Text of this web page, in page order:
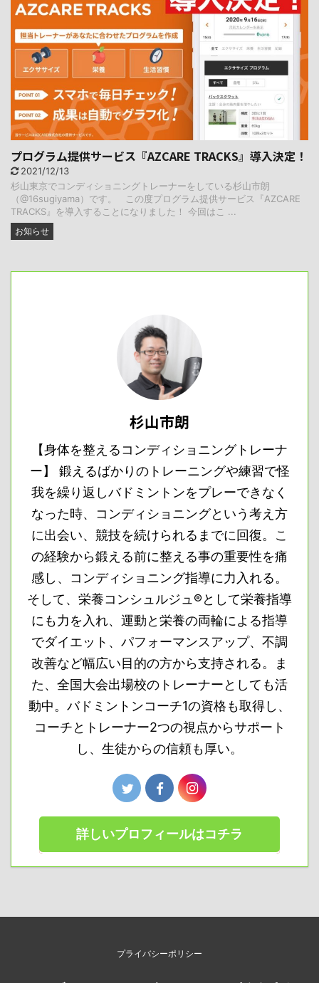
プログラム提供サービス『AZCARE TRACKS』導入決定！
2021/12/13
杉山東京でコンディショニングトレーナーをしている杉山市朗
（@16sugiyama）です。 この度プログラム提供サービス『AZCARE
TRACKS』を導入することになりました！ 今回はこ ...
お知らせ
杉山市朗
【身体を整えるコンディショニングトレーナ
ー】 鍛えるばかりのトレーニングや練習で怪
我を繰り返しバドミントンをプレーできなく
なった時、コンディショニングという考え方
に出会い、競技を続けられるまでに回復。こ
の経験から鍛える前に整える事の重要性を痛
感し、コンディショニング指導に力入れる。
そして、栄養コンシュルジュ®として栄養指導
にも力を入れ、運動と栄養の両輪による指導
でダイエット、パフォーマンスアップ、不調
改善など幅広い目的の方から支持される。ま
た、全国大会出場校のトレーナーとしても活
動中。バドミントンコーチ1の資格も取得し、
コーチとトレーナー2つの視点からサポート
し、生徒からの信頼も厚い。
詳しいプロフィールはコチラ
プライバシーポリシー